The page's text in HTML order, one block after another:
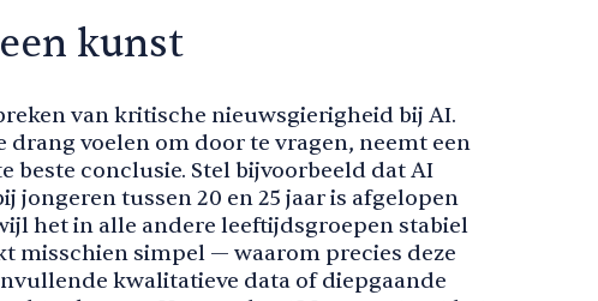
kunst
van kritische nieuwsgierigheid bij AI.
voelen om door te vragen, neemt een
beste conclusie. Stel bijvoorbeeld dat AI
jongeren tussen 20 en 25 jaar is afgelopen
het in alle andere leeftijdsgroepen stabiel
misschien simpel — waarom precies deze
kwalitatieve data of diepgaande